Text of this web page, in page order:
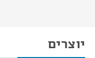
יוצרים